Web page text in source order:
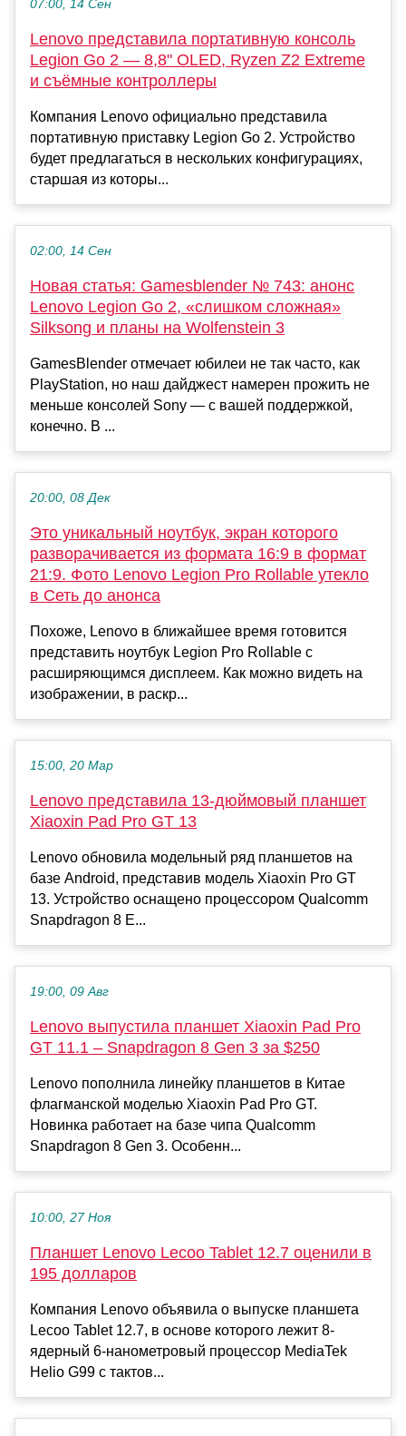
07:00, 14 Сен
Lenovo представила портативную консоль
Legion Go 2 — 8,8" OLED, Ryzen Z2 Extreme
и съёмные контроллеры
Компания Lenovo официально представила
портативную приставку Legion Go 2. Устройство
будет предлагаться в нескольких конфигурациях,
старшая из которы...
02:00, 14 Сен
Новая статья: Gamesblender № 743: анонс
Lenovo Legion Go 2, «слишком сложная»
Silksong и планы на Wolfenstein 3
GamesBlender отмечает юбилеи не так часто, как
PlayStation, но наш дайджест намерен прожить не
меньше консолей Sony — с вашей поддержкой,
конечно. В ...
20:00, 08 Дек
Это уникальный ноутбук, экран которого
разворачивается из формата 16:9 в формат
21:9. Фото Lenovo Legion Pro Rollable утекло
в Сеть до анонса
Похоже, Lenovo в ближайшее время готовится
представить ноутбук Legion Pro Rollable с
расширяющимся дисплеем. Как можно видеть на
изображении, в раскр...
15:00, 20 Мар
Lenovo представила 13-дюймовый планшет
Xiaoxin Pad Pro GT 13
Lenovo обновила модельный ряд планшетов на
базе Android, представив модель Xiaoxin Pro GT
13. Устройство оснащено процессором Qualcomm
Snapdragon 8 E...
19:00, 09 Авг
Lenovo выпустила планшет Xiaoxin Pad Pro
GT 11.1 – Snapdragon 8 Gen 3 за $250
Lenovo пополнила линейку планшетов в Китае
флагманской моделью Xiaoxin Pad Pro GT.
Новинка работает на базе чипа Qualcomm
Snapdragon 8 Gen 3. Особенн...
10:00, 27 Ноя
Планшет Lenovo Lecoo Tablet 12.7 оценили в
195 долларов
Компания Lenovo объявила о выпуске планшета
Lecoo Tablet 12.7, в основе которого лежит 8-
ядерный 6-нанометровый процессор MediaTek
Helio G99 с тактов...